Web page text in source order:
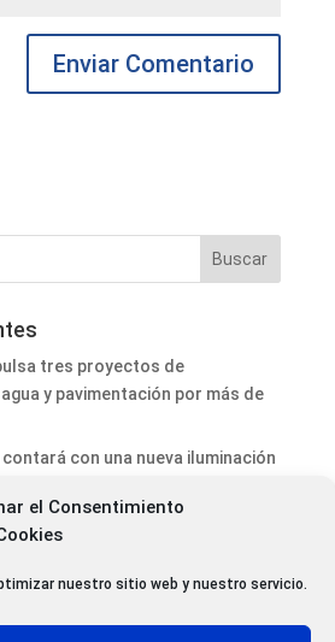
el Consentimiento
nuestro sitio web y nuestro servicio.
tres proyectos de
y pavimentación por más de
con una nueva iluminación